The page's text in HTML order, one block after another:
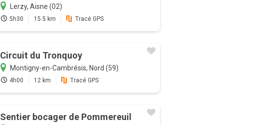
Lerzy, Aisne (02)
5h30 15.5 km Tracé GPS
Circuit du Tronquoy
Montigny-en-Cambrésis, Nord (59)
4h00 12 km Tracé GPS
Sentier bocager de Pommereuil